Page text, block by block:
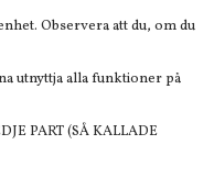
Observera att du, om du
utnyttja alla funktioner på
PART (SÅ KALLADE